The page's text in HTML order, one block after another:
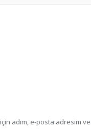
adım, e-posta adresim